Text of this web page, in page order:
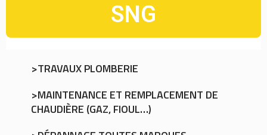
SNG
>TRAVAUX PLOMBERIE
>MAINTENANCE ET REMPLACEMENT DE
CHAUDIÈRE (GAZ, FIOUL…)